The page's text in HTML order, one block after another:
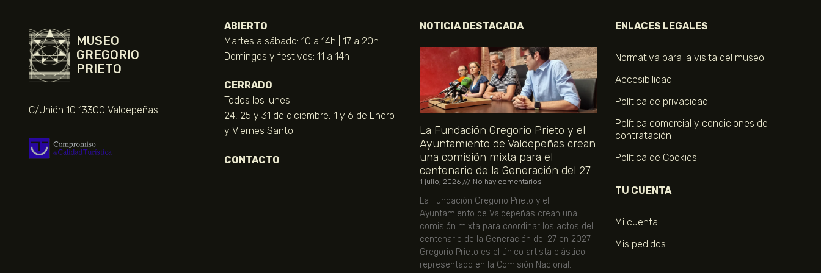
MUSEO
GREGORIO
PRIETO
C/Unión 10 13300 Valdepeñas
ABIERTO
Martes a sábado: 10 a 14h | 17 a 20h
Domingos y festivos: 11 a 14h
CERRADO
Todos los lunes
24, 25 y 31 de diciembre, 1 y 6 de Enero
y Viernes Santo
CONTACTO
NOTICIA DESTACADA
La Fundación Gregorio Prieto y el
Ayuntamiento de Valdepeñas crean
una comisión mixta para el
centenario de la Generación del 27
1 julio, 2026 No hay comentarios
La Fundación Gregorio Prieto y el
Ayuntamiento de Valdepeñas crean una
comisión mixta para coordinar los actos del
centenario de la Generación del 27 en 2027.
Gregorio Prieto es el único artista plástico
representado en la Comisión Nacional.
ENLACES LEGALES
Normativa para la visita del museo
Accesibilidad
Política de privacidad
Política comercial y condiciones de
contratación
Política de Cookies
TU CUENTA
Mi cuenta
Mis pedidos